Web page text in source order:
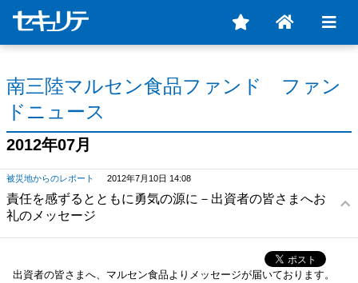
南三陸マルセン食品ファンド ファン
ドニュース
2012年07月
被災地からのレポート 2012年7月10日 14:08
責任を感ずるとともに勇気の源に－出資者の皆さまへお
礼のメッセージ
出資者の皆さまへ、マルセン食品よりメッセージが届いております。